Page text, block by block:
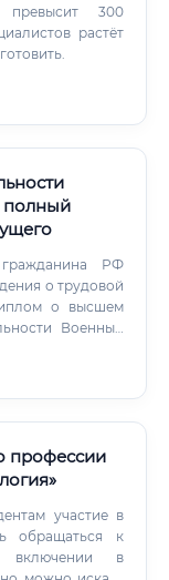
превысит 300
растёт
полный
о трудовой
от
(обязательна
с ГМО (при
профессии
участие в
обращаться к
включении в